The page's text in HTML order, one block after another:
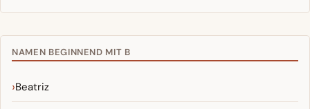
NAMEN BEGINNEND MIT B
Beatriz